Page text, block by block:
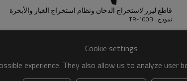
قاطع ليزر لاستخراج الدخان ونظام استخراج الغبار والأبخرة
نموذج : TR-100B
Cookie settings
experience. They also allow us to analyze